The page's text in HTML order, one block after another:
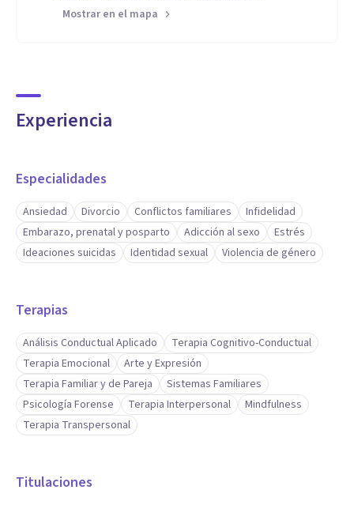
Mostrar en el mapa
Experiencia
Especialidades
Ansiedad Divorcio Conflictos familiares
Infidelidad
Embarazo, prenatal y posparto
Adicción al sexo
Estrés
Ideaciones suicidas
Identidad sexual Violencia de género
Terapias
Análisis Conductual Aplicado
Terapia Cognitivo-Conductual
Terapia Emocional
Arte y Expresión
Terapia Familiar y de Pareja
Sistemas Familiares
Psicología Forense
Terapia Interpersonal
Mindfulness
Terapia Transpersonal
Titulaciones